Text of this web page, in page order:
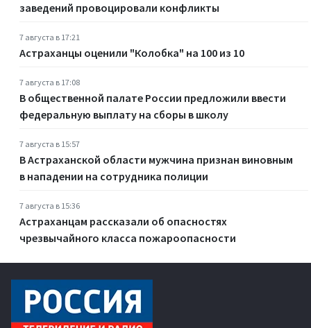
заведений провоцировали конфликты
7 августа в 17:21
Астраханцы оценили "Колобка" на 100 из 10
7 августа в 17:08
В общественной палате России предложили ввести
федеральную выплату на сборы в школу
7 августа в 15:57
В Астраханской области мужчина признан виновным
в нападении на сотрудника полиции
7 августа в 15:36
Астраханцам рассказали об опасностях
чрезвычайного класса пожароопасности